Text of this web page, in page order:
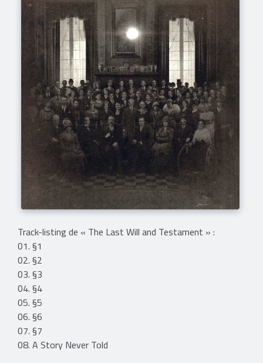
Track-listing de « The Last Will and Testament » :
01. §1
02. §2
03. §3
04. §4
05. §5
06. §6
07. §7
08. A Story Never Told